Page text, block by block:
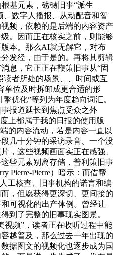
基元素，磅礴旧事“派生
、数字人播报、从动配音和智
频，依赖的是后端的内容资产
。因而正在核实之前，则能够
本。那么AI就无解它，对布
发径，由于是的。再将其剪辑
息，它正正在鞭策旧事从“固
读者所处的场景、、时间或互
单位及时拆卸成更合适的形
优化”等列为年度趋向词汇。
报道延长到焦点受众之外
上都属于我的日报的使用版
的内容流动，若是内容一直以
几十分钟的采访录音、一个没
，这些视频画面实正在感强、
些元素别离存储，普利策旧事
Pierre-Pierre）暗示：而借帮
工核查、旧事机构的诺言和编
，但愿获得更深切、更间接的
可视化的出产体例。曾经让
到了完整的旧事现实图景。
视频”，读者正在收听过程中能
越普及，那么过去一年出现的
据图文的视频化也逐步成为国